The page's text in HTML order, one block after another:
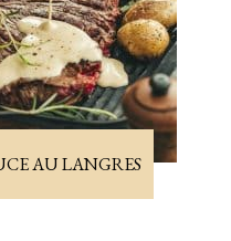
AU LANGRES